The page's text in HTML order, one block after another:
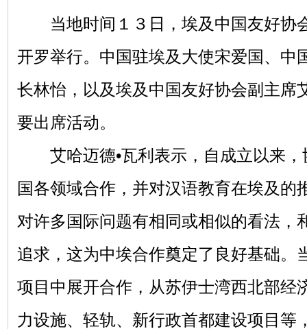
当地时间１３日，埃及中国友好协
开罗举行。中国驻埃及大使宋爱国、中
长林怡，以及埃及中国友好协会副主席
要出席活动。
艾哈迈德•瓦利表示，自成立以来，
国各领域合作，并对汉语教育在埃及的
对许多国际问题有相同或相似的看法，
追求，这为中埃合作奠定了良好基础。
项目中展开合作，从苏伊士湾西北部经
力设施、轻轨、新行政首都建设项目等